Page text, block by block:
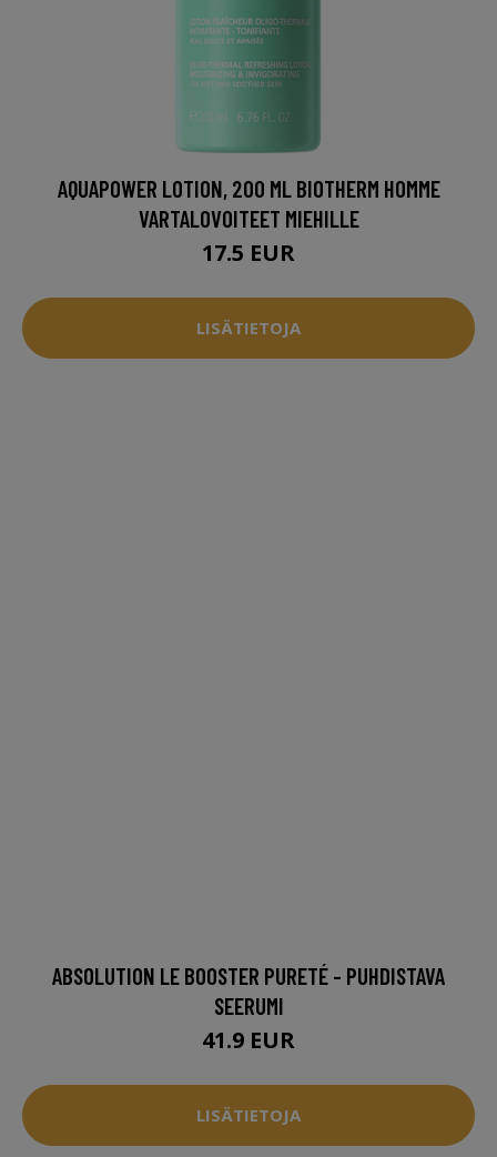
AQUAPOWER LOTION, 200 ML BIOTHERM HOMME
VARTALOVOITEET MIEHILLE
17.5 EUR
LISÄTIETOJA
ABSOLUTION LE BOOSTER PURETÉ - PUHDISTAVA
SEERUMI
41.9 EUR
LISÄTIETOJA